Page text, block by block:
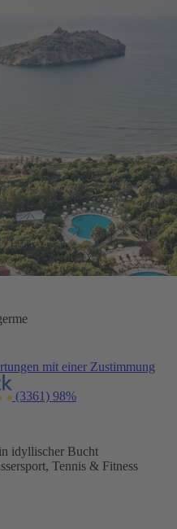
mit einer Zustimmung
(3361) 98%
idyllischer Bucht
Tennis & Fitness